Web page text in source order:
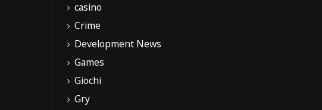
casino
Crime
Development News
Games
Giochi
Gry